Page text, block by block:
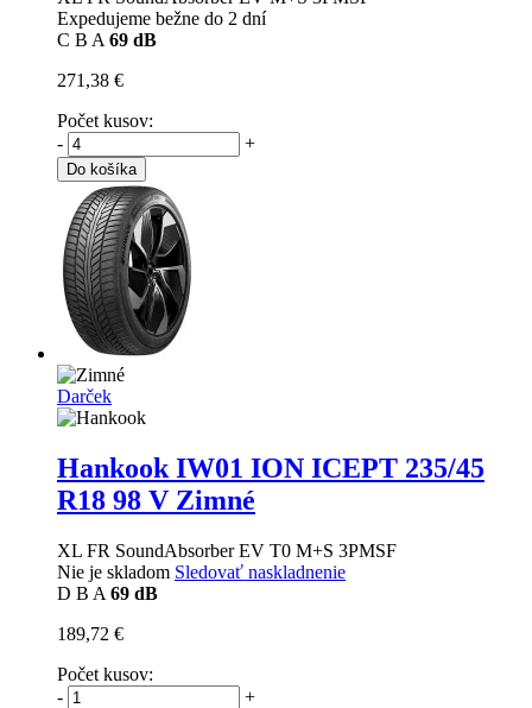
Expedujeme bežne do 2 dní
C B A 69 dB
271,38 €
Počet kusov:
-
+
Do košíka
Darček
Hankook IW01 ION ICEPT 235/45
R18 98 V Zimné
XL FR SoundAbsorber EV T0 M+S 3PMSF
Nie je skladom Sledovať naskladnenie
D B A 69 dB
189,72 €
Počet kusov:
-
+